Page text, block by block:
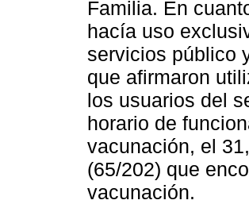
Familia. En
hacía uso
servicios público
que afirmaron
los usuarios del
horario de
vacunación, el
(65/202) que
vacunación.